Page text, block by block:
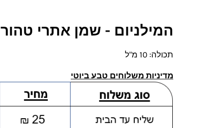
המילניום - שמן אתרי טהור
תכולה: 10 מ"ל
מדיניות משלוחים טבע ביוטי